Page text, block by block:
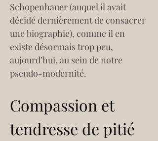
Schopenhauer (auquel il avait
décidé dernièrement de consacrer
une biographie), comme il en
existe désormais trop peu,
aujourd’hui, au sein de notre
pseudo-modernité.
Compassion et
tendresse de pitié